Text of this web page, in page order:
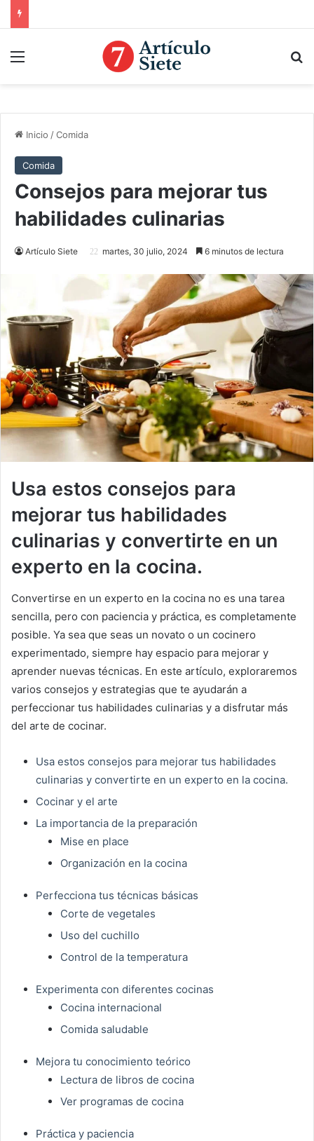
Menú
Inicio /Comida
Comida
Consejos para mejorar tus
habilidades culinarias
Artículo Siete martes, 30 julio, 2024 6 minutos de lectura
Usa estos consejos para
mejorar tus habilidades
culinarias y convertirte en un
experto en la cocina.
Convertirse en un experto en la cocina no es una tarea
sencilla, pero con paciencia y práctica, es completamente
posible. Ya sea que seas un novato o un cocinero
experimentado, siempre hay espacio para mejorar y
aprender nuevas técnicas. En este artículo, exploraremos
varios consejos y estrategias que te ayudarán a
perfeccionar tus habilidades culinarias y a disfrutar más
del arte de cocinar.
Usa estos consejos para mejorar tus habilidades
culinarias y convertirte en un experto en la cocina.
Cocinar y el arte
La importancia de la preparación
Mise en place
Organización en la cocina
Perfecciona tus técnicas básicas
Corte de vegetales
Uso del cuchillo
Control de la temperatura
Experimenta con diferentes cocinas
Cocina internacional
Comida saludable
Mejora tu conocimiento teórico
Lectura de libros de cocina
Ver programas de cocina
Práctica y paciencia